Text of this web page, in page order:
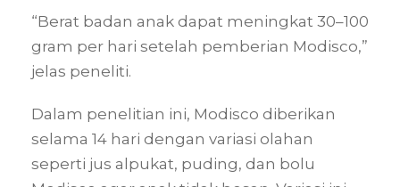
“Berat badan anak dapat meningkat 30–100
gram per hari setelah pemberian Modisco,”
jelas peneliti.
Dalam penelitian ini, Modisco diberikan
selama 14 hari dengan variasi olahan
seperti jus alpukat, puding, dan bolu